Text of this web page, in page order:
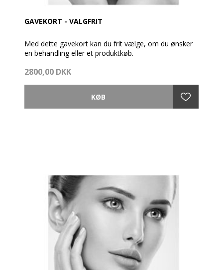
GAVEKORT - VALGFRIT
Med dette gavekort kan du frit vælge, om du ønsker
en behandling eller et produktkøb.
Gavekortet pakkes fint ind med brochure og en
Så vidt muligt afsendes gavekortet samme dag som
bestillingen er modtaget - dog før kl. 14
2800,00 DKK